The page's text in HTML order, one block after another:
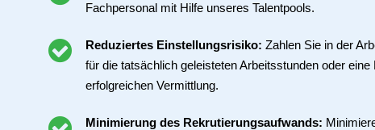
Fachpersonal mit Hilfe unseres Talentpools.
Reduziertes Einstellungsrisiko: Zahlen Sie in der
für die tatsächlich geleisteten Arbeitsstunden oder eine
erfolgreichen Vermittlung.
Minimierung des Rekrutierungsaufwands: